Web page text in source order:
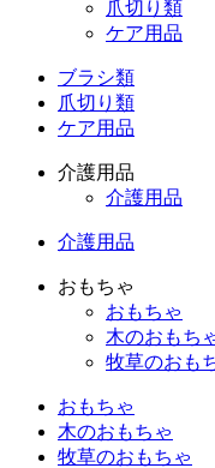
爪切り類
ケア用品
ブラシ類
爪切り類
ケア用品
介護用品
介護用品
介護用品
おもちゃ
おもちゃ
木のおもち
牧草のおも
おもちゃ
木のおもちゃ
牧草のおもちゃ